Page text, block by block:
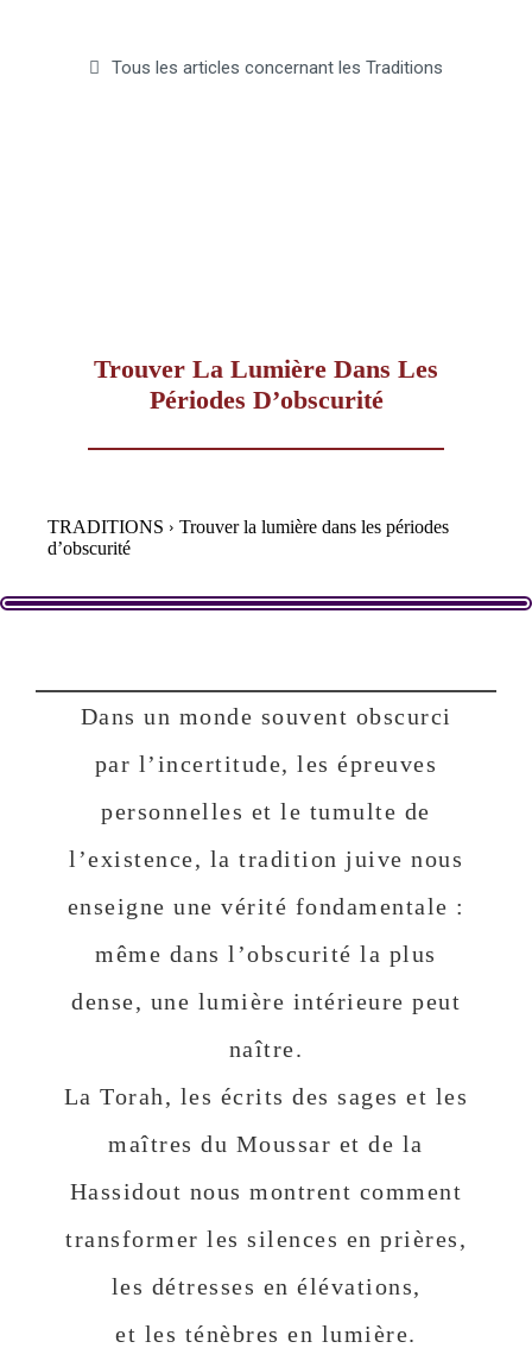
Tous les articles concernant les Traditions
Trouver La Lumière Dans Les
Périodes D’obscurité
TRADITIONS
Trouver la lumière dans les périodes
d’obscurité
Dans un monde souvent obscurci
par l’incertitude, les épreuves
personnelles et le tumulte de
l’existence, la tradition juive nous
enseigne une vérité fondamentale :
même dans l’obscurité la plus
dense, une lumière intérieure peut
naître.
La Torah, les écrits des sages et les
maîtres du Moussar et de la
Hassidout nous montrent comment
transformer les silences en prières,
les détresses en élévations,
et les ténèbres en lumière.